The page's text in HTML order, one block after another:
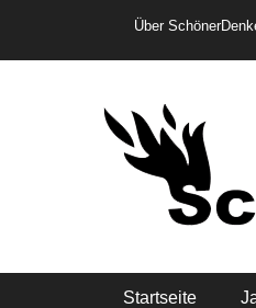
Header-
Über
Hauptmenü
Startseite